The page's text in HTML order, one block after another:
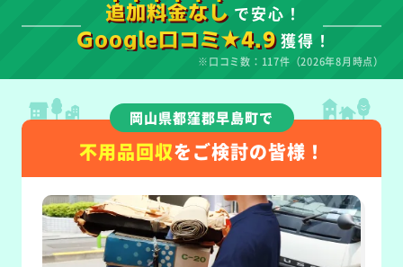
追加料金なし で安心！
Google口コミ★4.9 獲得！
※口コミ数：117件（2026年8月時点）
岡山県都窪郡早島町で
不用品回収をご検討の皆様！